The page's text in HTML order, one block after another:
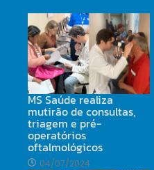
MS Saúde realiza
mutirão de consultas,
triagem e pré-
operatórios
oftalmológicos
04/07/2024